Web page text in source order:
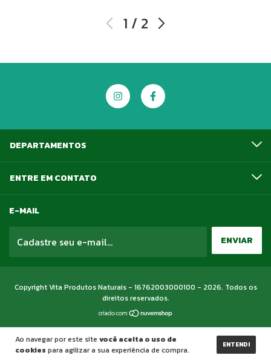
Ao navegar por este site você aceita o uso de
cookies para agilizar a sua experiência de compra.
ENTENDI
1 / 2
DEPARTAMENTOS
ENTRE EM CONTATO
E-MAIL
Copyright Vita Produtos Naturais - 16762003000100 - 2026. Todos os
direitos reservados.